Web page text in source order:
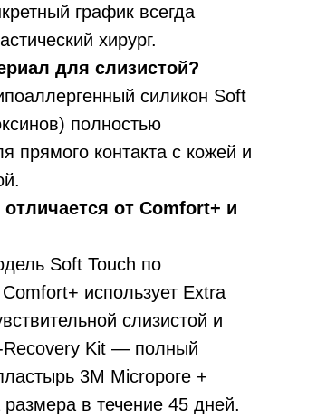
график всегда
хирург.
для слизистой?
силикон Soft
полностью
прямого контакта с кожей и
от Comfort+ и
Soft Touch по
использует Extra
слизистой и
Recovery Kit — полный
3M Micropore +
в течение 45 дней.